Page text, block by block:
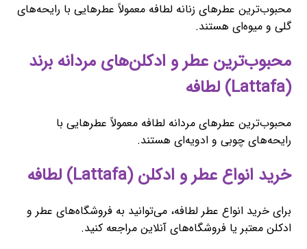
محبوب‌ترین عطرهای زنانه لطافه معمولاً عطرهایی با رایحه‌های
گلی و میوه‌ای هستند.
محبوب‌ترین عطر و ادکلن‌های مردانه برند
(Lattafa) لطافه
محبوب‌ترین عطرهای مردانه لطافه معمولاً عطرهایی با
رایحه‌های چوبی و ادویه‌ای هستند.
خرید انواع عطر و ادکلن (Lattafa) لطافه
برای خرید انواع عطر لطافه، می‌توانید به فروشگاه‌های عطر و
ادکلن معتبر یا فروشگاه‌های آنلاین مراجعه کنید.